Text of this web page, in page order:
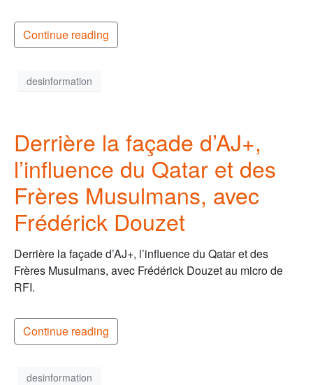
Continue reading
desinformation
Derrière la façade d’AJ+,
l’influence du Qatar et des
Frères Musulmans, avec
Frédérick Douzet
Derrière la façade d’AJ+, l’influence du Qatar et des
Frères Musulmans, avec Frédérick Douzet au micro de
RFI.
Continue reading
desinformation